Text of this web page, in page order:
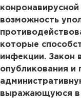
возможность
которые
инфекции. Закон
опубликования и
выражающуюся в